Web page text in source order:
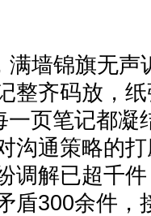
满墙锦旗无
整齐码放，
一页笔记都
沟通策略的
调解已超千
盾300余件，